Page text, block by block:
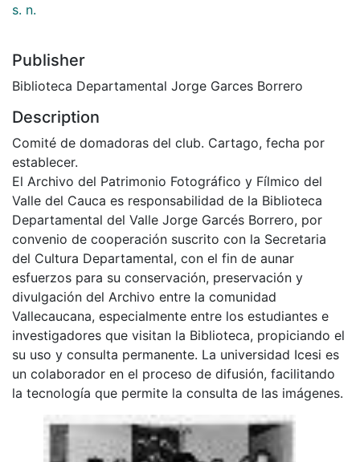
s. n.
Publisher
Biblioteca Departamental Jorge Garces Borrero
Description
Comité de domadoras del club. Cartago, fecha por
establecer.
El Archivo del Patrimonio Fotográfico y Fílmico del
Valle del Cauca es responsabilidad de la Biblioteca
Departamental del Valle Jorge Garcés Borrero, por
convenio de cooperación suscrito con la Secretaria
del Cultura Departamental, con el fin de aunar
esfuerzos para su conservación, preservación y
divulgación del Archivo entre la comunidad
Vallecaucana, especialmente entre los estudiantes e
investigadores que visitan la Biblioteca, propiciando el
su uso y consulta permanente. La universidad Icesi es
un colaborador en el proceso de difusión, facilitando
la tecnología que permite la consulta de las imágenes.